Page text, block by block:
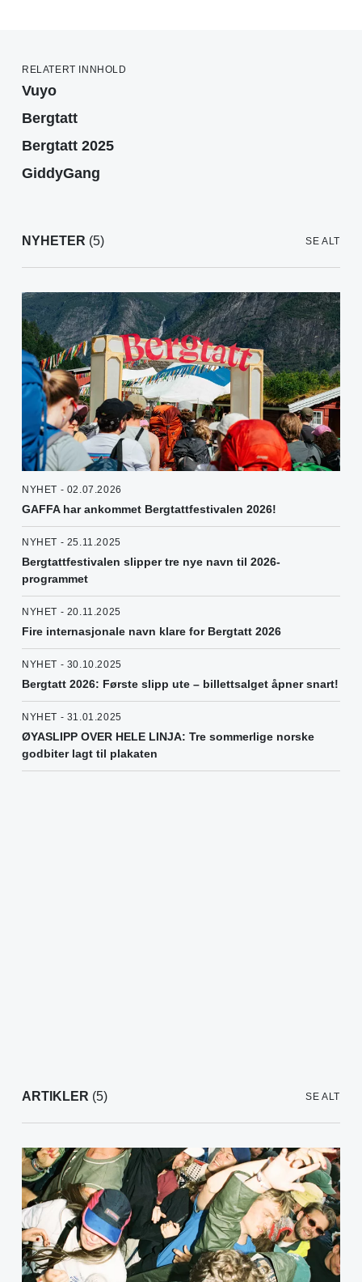
RELATERT INNHOLD
Vuyo
Bergtatt
Bergtatt 2025
GiddyGang
NYHETER (5) SE ALT
NYHET - 02.07.2026
GAFFA har ankommet Bergtattfestivalen 2026!
NYHET - 25.11.2025
Bergtattfestivalen slipper tre nye navn til 2026-
programmet
NYHET - 20.11.2025
Fire internasjonale navn klare for Bergtatt 2026
NYHET - 30.10.2025
Bergtatt 2026: Første slipp ute – billettsalget åpner snart!
NYHET - 31.01.2025
ØYASLIPP OVER HELE LINJA: Tre sommerlige norske
godbiter lagt til plakaten
ARTIKLER (5) SE ALT